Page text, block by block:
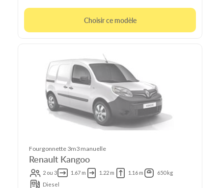
Choisir ce modèle
Fourgonnette 3m3 manuelle
Renault Kangoo
2 ou 3 1.67 m 1.22 m 1.16 m
650 kg
Diesel